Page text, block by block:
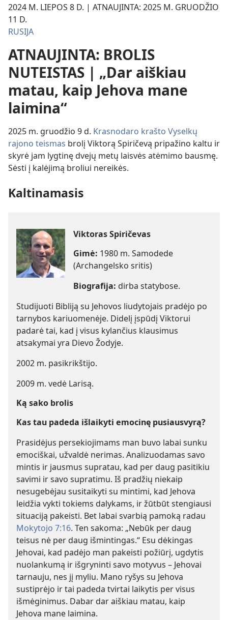
2024 M. LIEPOS 8 D. | ATNAUJINTA: 2025 M. GRUODŽIO
11 D.
RUSIJA
ATNAUJINTA: BROLIS
NUTEISTAS | „Dar aiškiau
matau, kaip Jehova mane
laimina“
2025 m. gruodžio 9 d. Krasnodaro krašto Vyselkų
rajono teismas brolį Viktorą Spiričevą pripažino kaltu ir
skyrė jam lygtinę dvejų metų laisvės atėmimo bausmę.
Sėsti į kalėjimą broliui nereikės.
Kaltinamasis
Viktoras Spiričevas
Gimė: 1980 m. Samodede
(Archangelsko sritis)
Biografija: dirba statybose.
Studijuoti Bibliją su Jehovos liudytojais pradėjo po
tarnybos kariuomenėje. Didelį įspūdį Viktorui
padarė tai, kad į visus kylančius klausimus
atsakymai yra Dievo Žodyje.
2002 m. pasikrikštijo.
2009 m. vedė Larisą.
Ką sako brolis
Kas tau padeda išlaikyti emocinę pusiausvyrą?
Prasidėjus persekiojimams man buvo labai sunku
emociškai, užvaldė nerimas. Analizuodamas savo
mintis ir jausmus supratau, kad per daug pasitikiu
savimi ir savo supratimu. Iš pradžių niekaip
nesugebėjau susitaikyti su mintimi, kad Jehova
leidžia vykti tokiems dalykams, ir žūtbūt stengiausi
situaciją pakeisti. Bet labai svarbią pamoką radau
Mokytojo 7:16. Ten sakoma: „Nebūk per daug
teisus nė per daug išmintingas.“ Esu dėkingas
Jehovai, kad padėjo man pakeisti požiūrį, ugdytis
nuolankumą ir išgryninti savo motyvus – Jehovai
tarnauju, nes jį myliu. Mano ryšys su Jehova
sustiprėjo ir tai padeda tvirtai laikytis per visus
išmėginimus. Dabar dar aiškiau matau, kaip
Jehova mane laimina.